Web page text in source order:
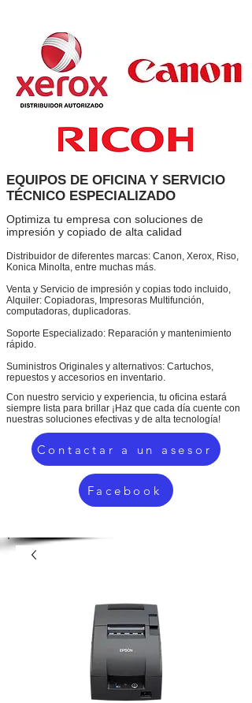
EQUIPOS DE OFICINA Y SERVICIO
TÉCNICO ESPECIALIZADO
Optimiza tu empresa con soluciones de
impresión y copiado de alta calidad
Distribuidor de diferentes marcas: Canon, Xerox, Riso,
Konica Minolta, entre muchas más.
Venta y Servicio de impresión y copias todo incluido,
Alquiler: Copiadoras, Impresoras Multifunción,
computadoras, duplicadoras.
Soporte Especializado: Reparación y mantenimiento
rápido.
Suministros Originales y alternativos: Cartuchos,
repuestos y accesorios en inventario.
Con nuestro servicio y experiencia, tu oficina estará
siempre lista para brillar ¡Haz que cada día cuente con
nuestras soluciones efectivas y de alta tecnología!
Contactar a un asesor
Facebook